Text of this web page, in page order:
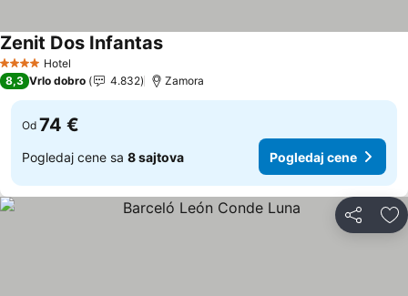
4 ZvezdiceHotel
Zenit Dos InfantasPogledaj cene
8,3 Vrlo dobro 4.832 Zamora
Od 74 €
Pogledaj cene sa 8 sajtova Pogledaj cene
Deli